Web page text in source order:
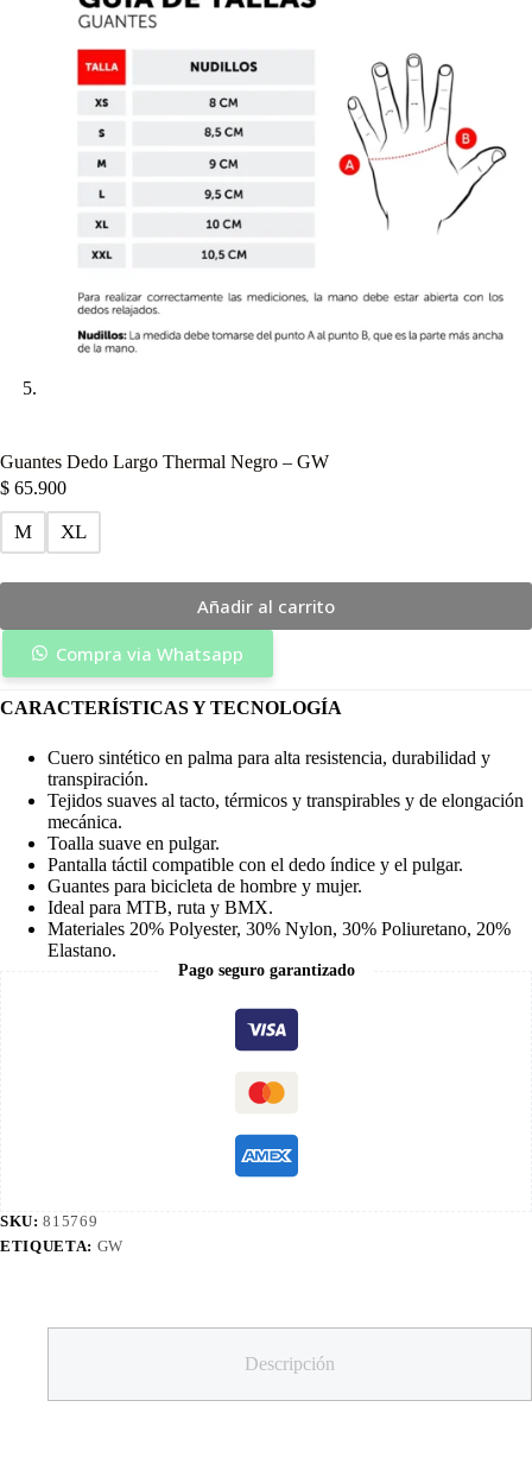
Guantes Dedo Largo Thermal Negro – GW
$ 65.900
M XL
Añadir al carrito
Compra via Whatsapp
CARACTERÍSTICAS Y TECNOLOGÍA
Cuero sintético en palma para alta resistencia, durabilidad y
transpiración.
Tejidos suaves al tacto, térmicos y transpirables y de elongación
mecánica.
Toalla suave en pulgar.
Pantalla táctil compatible con el dedo índice y el pulgar.
Guantes para bicicleta de hombre y mujer.
Ideal para MTB, ruta y BMX.
Materiales 20% Polyester, 30% Nylon, 30% Poliuretano, 20%
Elastano.
Pago seguro garantizado
SKU:815769
ETIQUETA: GW
Descripción